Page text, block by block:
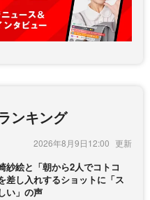
ンキング
2026年8月9日12:00
紗絵と「朝から2人でコトコ
差し入れするショットに「ス
い」の声